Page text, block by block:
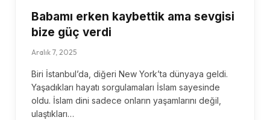
Babamı erken kaybettik ama sevgisi
bize güç verdi
Aralık 7, 2025
Biri İstanbul’da, diğeri New York’ta dünyaya geldi.
Yaşadıkları hayatı sorgulamaları İslam sayesinde
oldu. İslam dini sadece onların yaşamlarını değil,
ulaştıkları…